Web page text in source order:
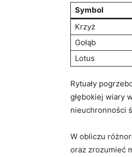
Symbol
Krzyż
Gołąb
Lotus
Rytuały
głębokiej wiary
nieuchronności
W obliczu
oraz zrozumieć